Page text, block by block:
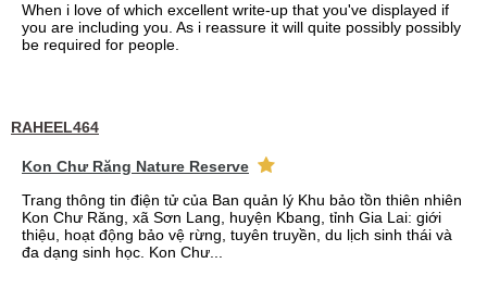
When i love of which excellent write-up that you've displayed if
you are including you. As i reassure it will quite possibly possibly
be required for people.
RAHEEL464
Kon Chư Răng Nature Reserve
Trang thông tin điện tử của Ban quản lý Khu bảo tồn thiên nhiên
Kon Chư Răng, xã Sơn Lang, huyện Kbang, tỉnh Gia Lai: giới
thiệu, hoạt động bảo vệ rừng, tuyên truyền, du lịch sinh thái và
đa dạng sinh học. Kon Chư...